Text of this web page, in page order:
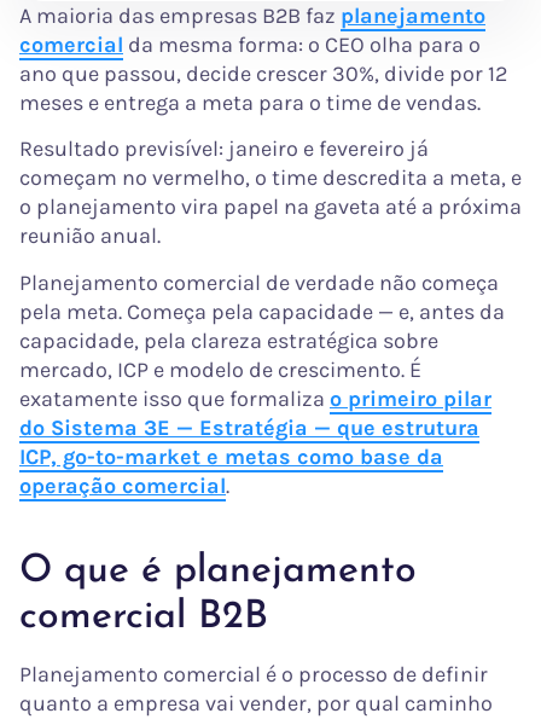
A maioria das empresas B2B faz planejamento
comercial da mesma forma: o CEO olha para o
ano que passou, decide crescer 30%, divide por 12
meses e entrega a meta para o time de vendas.
Resultado previsível: janeiro e fevereiro já
começam no vermelho, o time descredita a meta, e
o planejamento vira papel na gaveta até a próxima
reunião anual.
Planejamento comercial de verdade não começa
pela meta. Começa pela capacidade — e, antes da
capacidade, pela clareza estratégica sobre
mercado, ICP e modelo de crescimento. É
exatamente isso que formaliza o primeiro pilar
do Sistema 3E — Estratégia — que estrutura
ICP, go-to-market e metas como base da
operação comercial.
O que é planejamento
comercial B2B
Planejamento comercial é o processo de definir
quanto a empresa vai vender, por qual caminho